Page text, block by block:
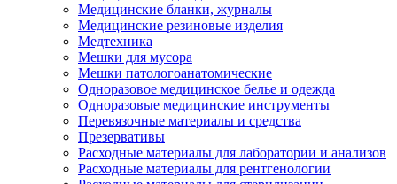
Медицинские бланки, журналы
Медицинские резиновые изделия
Медтехника
Мешки для мусора
Мешки патологоанатомические
Одноразовое медицинское белье и одежда
Одноразовые медицинские инструменты
Перевязочные материалы и средства
Презервативы
Расходные материалы для лаборатории и анализов
Расходные материалы для рентгенологии